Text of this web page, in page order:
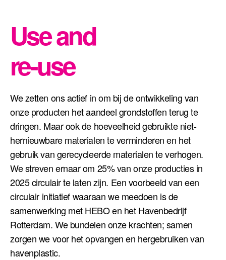
Use and
re-use
We zetten ons actief in om bij de ontwikkeling van
onze producten het aandeel grondstoffen terug te
dringen. Maar ook de hoeveelheid gebruikte niet-
hernieuwbare materialen te verminderen en het
gebruik van gerecycleerde materialen te verhogen.
We streven ernaar om 25% van onze producties in
2025 circulair te laten zijn. Een voorbeeld van een
circulair initiatief waaraan we meedoen is de
samenwerking met HEBO en het Havenbedrijf
Rotterdam. We bundelen onze krachten; samen
zorgen we voor het opvangen en hergebruiken van
havenplastic.